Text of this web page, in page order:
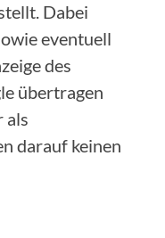
Dabei
eventuell
des
übertragen
als
darauf keinen